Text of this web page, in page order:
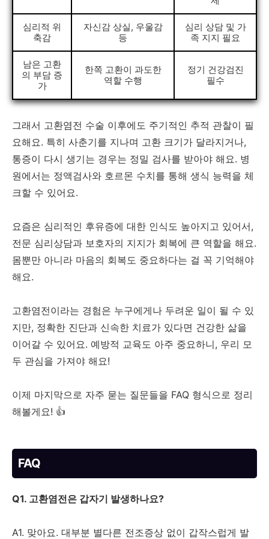
심리적 위
축감
자신감 상실, 우울감
등
심리 상담 및 가
족 지지 필요
남은 고환
의 부담 증
가
한쪽 고환이 과도한
역할 수행
정기 건강검진
필수
그래서 고환염전 수술 이후에도 주기적인 추적 관찰이 필
요해요. 특히 사춘기를 지나며 고환 크기가 달라지거나,
통증이 다시 생기는 경우는 정밀 검사를 받아야 해요. 병
원에서는 정액검사와 호르몬 수치를 통해 생식 능력을 체
크할 수 있어요.
요즘은 심리적인 후유증에 대한 인식도 높아지고 있어서,
전문 심리상담과 보호자의 지지가 회복에 큰 역할을 해요.
몸뿐만 아니라 마음의 회복도 중요하다는 걸 꼭 기억해야
해요.
고환염전이라는 경험은 누구에게나 두려운 일이 될 수 있
지만, 정확한 진단과 신속한 치료가 있다면 건강한 삶을
이어갈 수 있어요. 예방적 교육도 아주 중요하니, 우리 모
두 관심을 가져야 해요!
이제 마지막으로 자주 묻는 질문들을 FAQ 형식으로 정리
해볼게요! 👍
FAQ
Q1. 고환염전은 갑자기 발생하나요?
A1. 맞아요. 대부분 별다른 전조증상 없이 갑작스럽게 발